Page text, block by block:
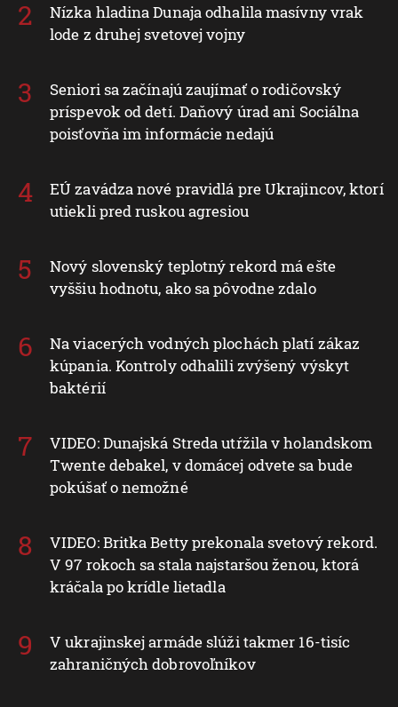
Nízka hladina Dunaja odhalila masívny vrak
lode z druhej svetovej vojny
Seniori sa začínajú zaujímať o rodičovský
príspevok od detí. Daňový úrad ani Sociálna
poisťovňa im informácie nedajú
EÚ zavádza nové pravidlá pre Ukrajincov, ktorí
utiekli pred ruskou agresiou
Nový slovenský teplotný rekord má ešte
vyššiu hodnotu, ako sa pôvodne zdalo
Na viacerých vodných plochách platí zákaz
kúpania. Kontroly odhalili zvýšený výskyt
baktérií
VIDEO: Dunajská Streda utŕžila v holandskom
Twente debakel, v domácej odvete sa bude
pokúšať o nemožné
VIDEO: Britka Betty prekonala svetový rekord.
V 97 rokoch sa stala najstaršou ženou, ktorá
kráčala po krídle lietadla
V ukrajinskej armáde slúži takmer 16-tisíc
zahraničných dobrovoľníkov